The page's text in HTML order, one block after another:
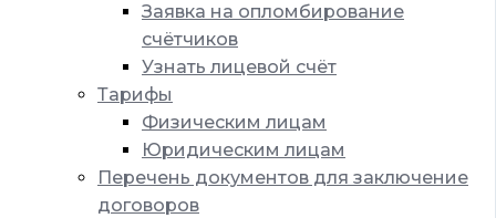
Заявка на опломбирование
счётчиков
Узнать лицевой счёт
Тарифы
Физическим лицам
Юридическим лицам
Перечень документов для заключение
договоров